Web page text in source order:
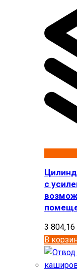
с
3 804,16
В